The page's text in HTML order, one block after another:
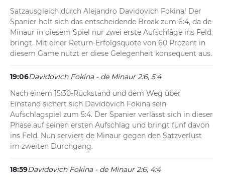
Satzausgleich durch Alejandro Davidovich Fokina! Der
Spanier holt sich das entscheidende Break zum 6:4, da de
Minaur in diesem Spiel nur zwei erste Aufschläge ins Feld
bringt. Mit einer Return-Erfolgsquote von 60 Prozent in
diesem Game nutzt er diese Gelegenheit konsequent aus.
19:06Davidovich Fokina - de Minaur 2:6, 5:4
Nach einem 15:30-Rückstand und dem Weg über
Einstand sichert sich Davidovich Fokina sein
Aufschlagspiel zum 5:4. Der Spanier verlässt sich in dieser
Phase auf seinen ersten Aufschlag und bringt fünf davon
ins Feld. Nun serviert de Minaur gegen den Satzverlust
im zweiten Durchgang.
18:59Davidovich Fokina - de Minaur 2:6, 4:4